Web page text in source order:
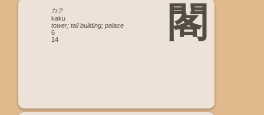
閣
カク
kaku
tower; tall building; palace
6
14